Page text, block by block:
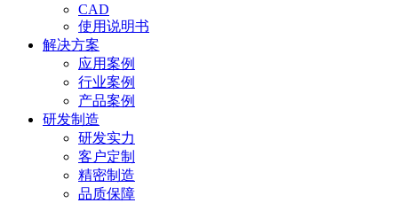
CAD
使用说明书
解决方案
应用案例
行业案例
产品案例
研发制造
研发实力
客户定制
精密制造
品质保障